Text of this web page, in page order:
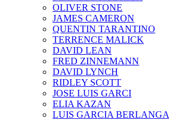
OLIVER STONE
JAMES CAMERON
QUENTIN TARANTINO
TERRENCE MALICK
DAVID LEAN
FRED ZINNEMANN
DAVID LYNCH
RIDLEY SCOTT
JOSE LUIS GARCI
ELIA KAZAN
LUIS GARCIA BERLANGA